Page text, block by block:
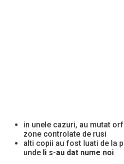
in unele cazuri, au mutat
zone controlate de rusi
alti copii au fost luati de la
unde li s-au dat nume noi